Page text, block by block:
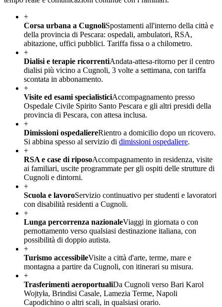
+
Corsa urbana a CugnoliSpostamenti all'interno della città e
della provincia di Pescara: ospedali, ambulatori, RSA,
abitazione, uffici pubblici. Tariffa fissa o a chilometro.
+
Dialisi e terapie ricorrentiAndata-attesa-ritorno per il centro
dialisi più vicino a Cugnoli, 3 volte a settimana, con tariffa
scontata in abbonamento.
+
Visite ed esami specialisticiAccompagnamento presso
Ospedale Civile Spirito Santo Pescara e gli altri presidi della
provincia di Pescara, con attesa inclusa.
+
Dimissioni ospedaliereRientro a domicilio dopo un ricovero.
Si abbina spesso al servizio di dimissioni ospedaliere.
+
RSA e case di riposoAccompagnamento in residenza, visite
ai familiari, uscite programmate per gli ospiti delle strutture di
Cugnoli e dintorni.
+
Scuola e lavoroServizio continuativo per studenti e lavoratori
con disabilità residenti a Cugnoli.
+
Lunga percorrenza nazionaleViaggi in giornata o con
pernottamento verso qualsiasi destinazione italiana, con
possibilità di doppio autista.
+
Turismo accessibileVisite a città d'arte, terme, mare e
montagna a partire da Cugnoli, con itinerari su misura.
+
Trasferimenti aeroportualiDa Cugnoli verso Bari Karol
Wojtyła, Brindisi Casale, Lamezia Terme, Napoli
Capodichino o altri scali, in qualsiasi orario.